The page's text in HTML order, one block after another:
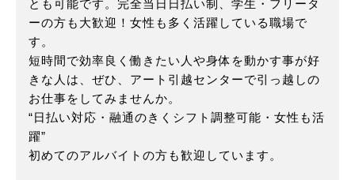
とも可能です。 完全当日日払い制、学生・フリータ
ーの方も大歓迎！女性も多く活躍している職場で
す。
短時間で効率良く働きたい人や身体を動かす事が好
きな人は、ぜひ、アート引越センターで引っ越しの
お仕事をしてみませんか。
“日払い対応・融通のきくシフト調整可能・女性も活
躍”
初めてのアルバイトの方も歓迎しています。